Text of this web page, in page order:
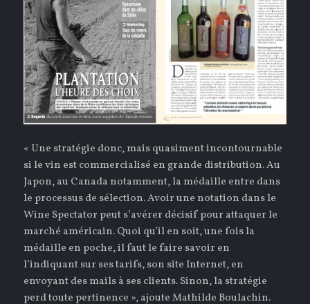
« Une stratégie donc, mais quasiment incontournable
si le vin est commercialisé en grande distribution. Au
Japon, au Canada notamment, la médaille entre dans
le processus de sélection. Avoir une notation dans le
Wine Spectator peut s’avérer décisif pour attaquer le
marché américain. Quoi qu’il en soit, une fois la
médaille en poche, il faut le faire savoir en
l’indiquant sur ses tarifs, son site Internet, en
envoyant des mails à ses clients. Sinon, la stratégie
perd toute pertinence », ajoute Mathilde Boulachin.